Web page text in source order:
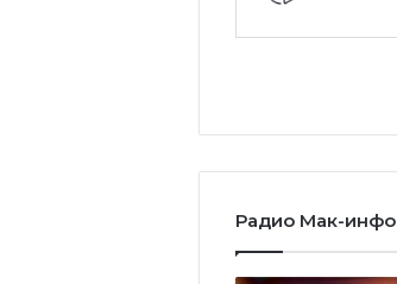
Радио Мак-инфо